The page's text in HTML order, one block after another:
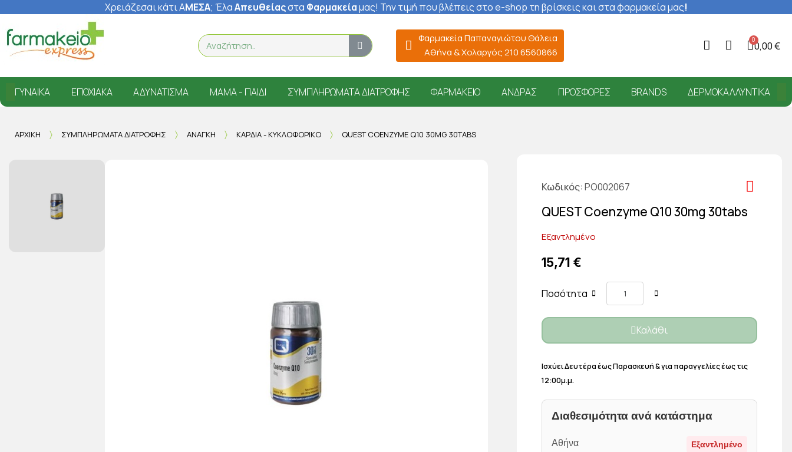
Χρειάζεσαι κάτι ΑΜΕΣΑ; ΈλαΑπευθείαςστα Φαρμακείαμας! Την τιμή που βλέπεις στο e-shop τη βρίσκεις και στα φαρμακεία μας!
Φαρμακεία Παπαναγιώτου Θάλεια
Αθήνα & Χολαργός 210 6560866
0,00 €
ΓΥΝΑΊΚΑ ΕΠΟΧΙΑΚΆ ΑΔΥΝΆΤΙΣΜΑ ΜΑΜΆ - ΠΑΙΔΊ ΣΥΜΠΛΗΡΏΜΑΤΑ ΔΙΑΤΡΟΦΉΣ ΦΑΡΜΑΚΕΊΟ ΆΝΔΡΑΣ ΠΡΟΣΦΟΡΈΣ BRANDS ΔΕΡΜΟΚΑΛΛΥΝΤΙΚΆ
ΑΡΧΙΚΉ ΣΥΜΠΛΗΡΏΜΑΤΑ ΔΙΑΤΡΟΦΉΣ ΑΝΆΓΚΗ ΚΑΡΔΙΆ - ΚΥΚΛΟΦΟΡΙΚΌ QUEST COENZYME Q10 30MG 30TABS
Κωδικός PO002067
QUEST Coenzyme Q10 30mg 30tabs
Εξαντλημένο
15,71 €
Ποσότητα
Καλάθι
Ισχύει Δευτέρα έως Παρασκευή & για παραγγελίες έως τις
12:00μ.μ.
Διαθεσιμότητα ανά κατάστημα
Αθήνα Εξαντλημένο